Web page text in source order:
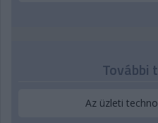
További
Az üzleti